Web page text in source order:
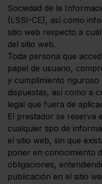
Sociedad de la
(LSSI-CE), así como
sitio web respecto a
del sitio web.
Toda persona que
papel de usuario,
y cumplimiento riguroso
dispuestas, así como a
legal que fuera de
El prestador se reserva
cualquier tipo de
el sitio web, sin que
poner en conocimiento
obligaciones,
publicación en el sitio